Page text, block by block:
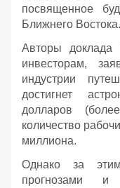
посвященное
Ближнего Востока.
Авторы доклада
инвесторам,
индустрии
достигнет
долларов
количество
миллиона.
Однако за
прогнозами и